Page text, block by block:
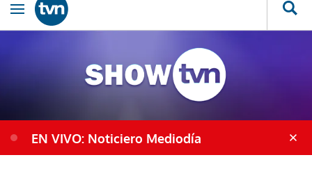
Obrir navegació
EN VIVO: Noticiero Mediodía